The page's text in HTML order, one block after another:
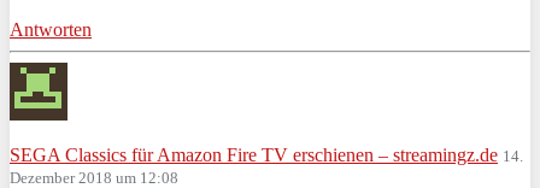
Antworten
SEGA Classics für Amazon Fire TV erschienen – streamingz.de 14.
Dezember 2018 um 12:08